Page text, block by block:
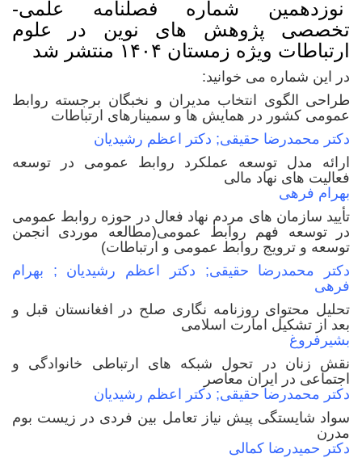
نوزدهمین شماره فصلنامه علمی-
تخصصی پژوهش های نوین در علوم
ارتباطات ویژه زمستان ۱۴۰۴ منتشر شد
در این شماره می خوانید:
طراحی الگوی انتخاب مدیران و نخبگان برجسته روابط
عمومی کشور در همایش ها و سمینارهای ارتباطات
دکتر محمدرضا حقیقی; دکتر اعظم رشیدیان
ارائه مدل توسعه عملکرد روابط عمومی در توسعه
فعالیت های نهاد مالی
بهرام فرهی
تأیید سازمان های مردم نهاد فعال در حوزه روابط عمومی
در توسعه فهم روابط عمومی(مطالعه موردی انجمن
توسعه و ترویج روابط عمومی و ارتباطات)
دکتر محمدرضا حقیقی; دکتر اعظم رشیدیان ; بهرام
فرهی
تحلیل محتوای روزنامه نگاری صلح در افغانستان قبل و
بعد از تشکیل امارت اسلامی
بشیرفروغ
نقش زنان در تحول شبکه های ارتباطی خانوادگی و
اجتماعی در ایران معاصر
دکتر محمدرضا حقیقی; دکتر اعظم رشیدیان
سواد شایستگی پیش نیاز تعامل بین فردی در زيست بوم
مدرن
دکتر حمیدرضا کمالی